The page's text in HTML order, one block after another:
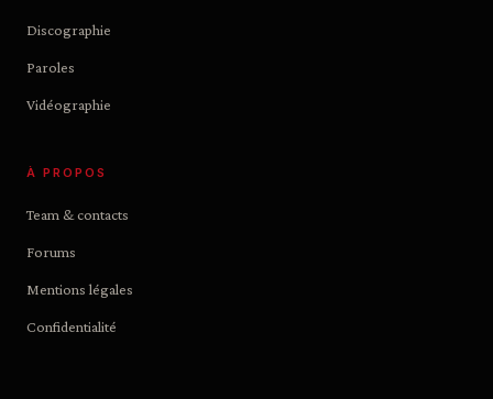
Discographie
Paroles
Vidéographie
À PROPOS
Team & contacts
Forums
Mentions légales
Confidentialité